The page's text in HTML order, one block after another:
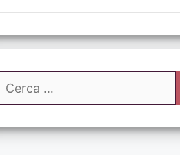
Ricerca